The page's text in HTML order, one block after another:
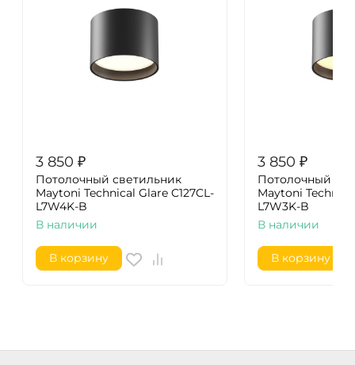
3 850 ₽
Потолочный светильник
Maytoni Technical Glare C127CL-
L7W4K-B
В наличии
В корзину
3 850 ₽
Потолочный
Maytoni
L7W3K-B
В наличии
В корзину